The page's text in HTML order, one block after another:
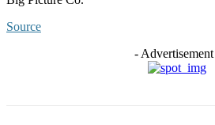
Source
-